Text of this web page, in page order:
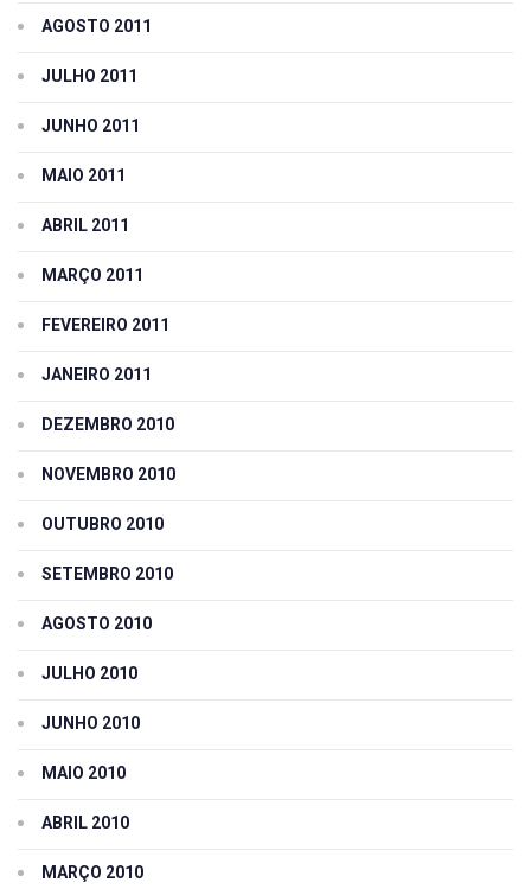
AGOSTO 2011
JULHO 2011
JUNHO 2011
MAIO 2011
ABRIL 2011
MARÇO 2011
FEVEREIRO 2011
JANEIRO 2011
DEZEMBRO 2010
NOVEMBRO 2010
OUTUBRO 2010
SETEMBRO 2010
AGOSTO 2010
JULHO 2010
JUNHO 2010
MAIO 2010
ABRIL 2010
MARÇO 2010